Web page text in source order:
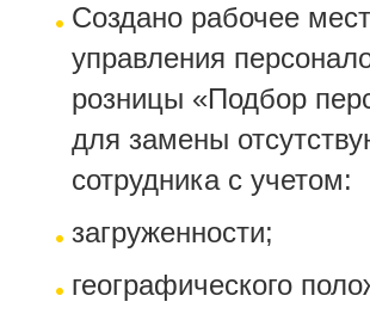
Создано рабочее
управления
розницы «Подбор
для замены
сотрудника с учетом:
загруженности;
географического